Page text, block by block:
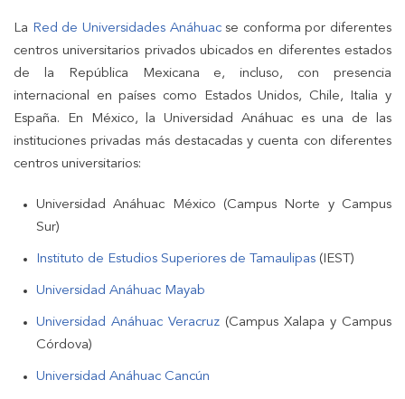
La Red de Universidades Anáhuacse conforma por diferentes
centros universitarios privados ubicados en diferentes estados
de la República Mexicana e, incluso, con presencia
internacional en países como Estados Unidos, Chile, Italia y
España. En México, la Universidad Anáhuac es una de las
instituciones privadas más destacadas y cuenta con diferentes
centros universitarios:
Universidad Anáhuac México (Campus Norte y Campus
Sur)
Instituto de Estudios Superiores de Tamaulipas (IEST)
Universidad Anáhuac Mayab
Universidad Anáhuac Veracruz (Campus Xalapa y Campus
Córdova)
Universidad Anáhuac Cancún